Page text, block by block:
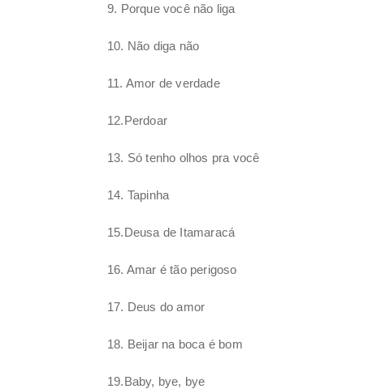
9. Porque você não liga
10. Não diga não
11. Amor de verdade
12.Perdoar
13. Só tenho olhos pra você
14. Tapinha
15.Deusa de Itamaracá
16. Amar é tão perigoso
17. Deus do amor
18. Beijar na boca é bom
19.Baby, bye, bye